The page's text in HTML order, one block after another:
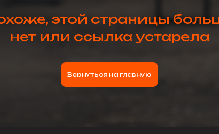
Вернуться на главную
этой страницы
нет или ссылка устарела